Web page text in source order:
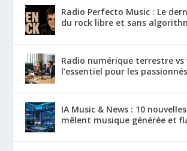
Radio Perfecto Music : Le
du rock libre et sans
Radio numérique terrestre vs
l’essentiel pour les
IA Music & News : 10
mêlent musique générée et